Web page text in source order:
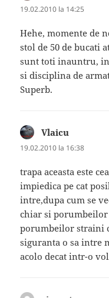
19.02.2010 la 14:25
Hehe, momente de
stol de 50 de bucati
sunt toti inauntru,
si disciplina de
Superb.
Vlaicu
19.02.2010 la 16:38
trapa aceasta este
impiedica pe cat
intre,dupa cum se
chiar si
porumbeilor straini
siguranta o sa intre
acolo decat intr-o